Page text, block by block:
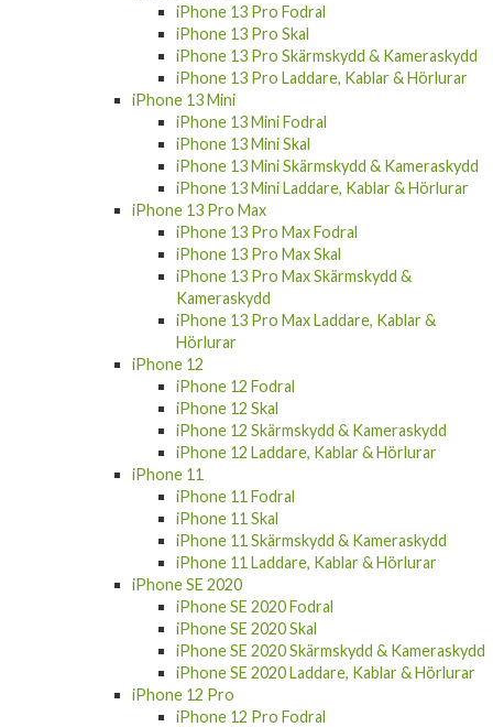
iPhone 13 Pro Fodral
iPhone 13 Pro Skal
iPhone 13 Pro Skärmskydd & Kameraskydd
iPhone 13 Pro Laddare, Kablar & Hörlurar
iPhone 13 Mini
iPhone 13 Mini Fodral
iPhone 13 Mini Skal
iPhone 13 Mini Skärmskydd & Kameraskydd
iPhone 13 Mini Laddare, Kablar & Hörlurar
iPhone 13 Pro Max
iPhone 13 Pro Max Fodral
iPhone 13 Pro Max Skal
iPhone 13 Pro Max Skärmskydd &
Kameraskydd
iPhone 13 Pro Max Laddare, Kablar &
Hörlurar
iPhone 12
iPhone 12 Fodral
iPhone 12 Skal
iPhone 12 Skärmskydd & Kameraskydd
iPhone 12 Laddare, Kablar & Hörlurar
iPhone 11
iPhone 11 Fodral
iPhone 11 Skal
iPhone 11 Skärmskydd & Kameraskydd
iPhone 11 Laddare, Kablar & Hörlurar
iPhone SE 2020
iPhone SE 2020 Fodral
iPhone SE 2020 Skal
iPhone SE 2020 Skärmskydd & Kameraskydd
iPhone SE 2020 Laddare, Kablar & Hörlurar
iPhone 12 Pro
iPhone 12 Pro Fodral